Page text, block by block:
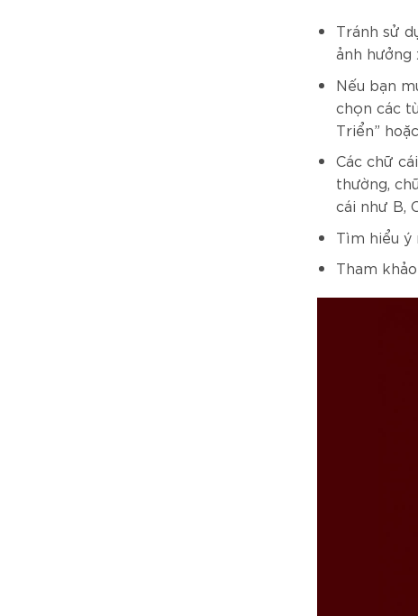
Tránh sử
ảnh hưởng
Nếu bạn
chọn các
Triển”
Các chữ
thường,
cái như B,
Tìm hiểu ý
Tham